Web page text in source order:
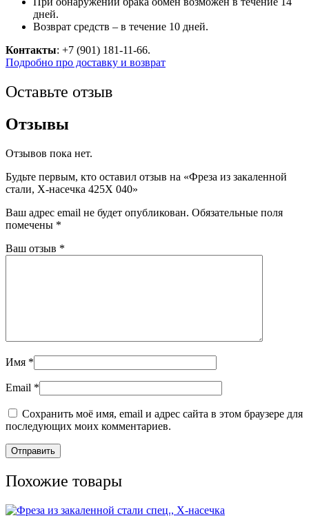
дней.
Возврат средств – в течение 10 дней.
Контакты: +7 (901) 181-11-66.
Подробно про доставку и возврат
Оставьте отзыв
Отзывы
Отзывов пока нет.
Будьте первым, кто оставил отзыв на «Фреза из закаленной
стали, Х-насечка 425X 040»
Ваш адрес email не будет опубликован. Обязательные поля
помечены *
Ваш отзыв *
Имя *
Email *
Сохранить моё имя, email и адрес сайта в этом браузере для
последующих моих комментариев.
Похожие товары